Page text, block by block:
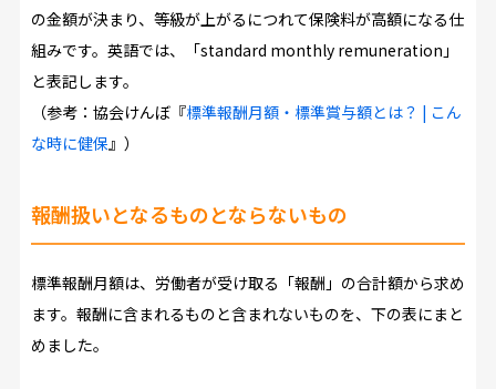
の金額が決まり、等級が上がるにつれて保険料が高額になる仕
組みです。英語では、「standard monthly remuneration」
と表記します。
（参考：協会けんぼ『標準報酬月額・標準賞与額とは？ | こん
な時に健保 』）
報酬扱いとなるものとならないもの
標準報酬月額は、労働者が受け取る「報酬」の合計額から求め
ます。報酬に含まれるものと含まれないものを、下の表にまと
めました。